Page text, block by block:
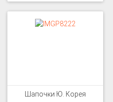
Шапочки Ю. Корея